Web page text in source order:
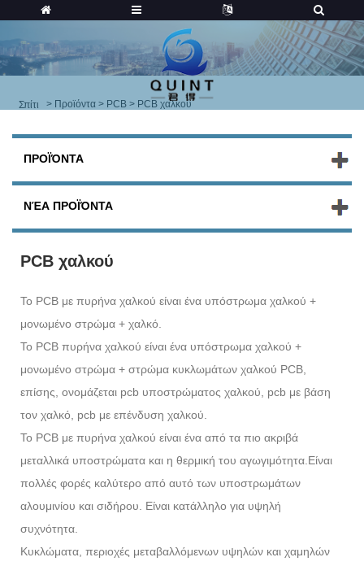
Σπίτι > Προϊόντα > PCB > PCB χαλκού
ΠΡΟΪΌΝΤΑ
ΝΈΑ ΠΡΟΪΌΝΤΑ
PCB χαλκού
Το PCB με πυρήνα χαλκού είναι ένα υπόστρωμα χαλκού +
μονωμένο στρώμα + χαλκό.
Το PCB πυρήνα χαλκού είναι ένα υπόστρωμα χαλκού +
μονωμένο στρώμα + στρώμα κυκλωμάτων χαλκού PCB,
επίσης, ονομάζεται pcb υποστρώματος χαλκού, pcb με βάση
τον χαλκό, pcb με επένδυση χαλκού.
Το PCB με πυρήνα χαλκού είναι ένα από τα πιο ακριβά
μεταλλικά υποστρώματα και η θερμική του αγωγιμότητα.Είναι
πολλές φορές καλύτερο από αυτό των υποστρωμάτων
αλουμινίου και σιδήρου. Είναι κατάλληλο για υψηλή
συχνότητα.
Κυκλώματα, περιοχές μεταβαλλόμενων υψηλών και χαμηλών